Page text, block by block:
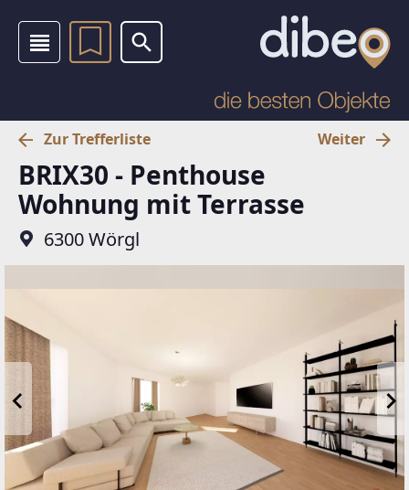
Zur Trefferliste Weiter
BRIX30 - Penthouse
Wohnung mit Terrasse
6300 Wörgl